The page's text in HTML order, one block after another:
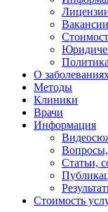
Вакансии
О
Методы
Клиники
Врачи
Информация
Статьи,
Стоимость